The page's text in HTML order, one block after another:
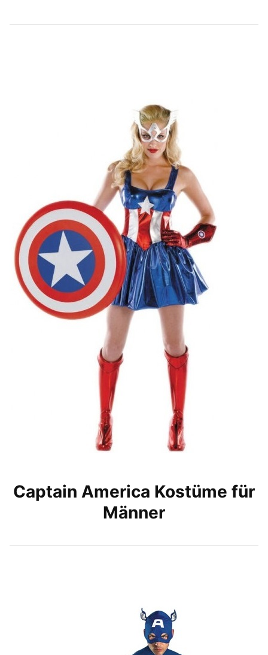
Captain America Kostüme für
Männer